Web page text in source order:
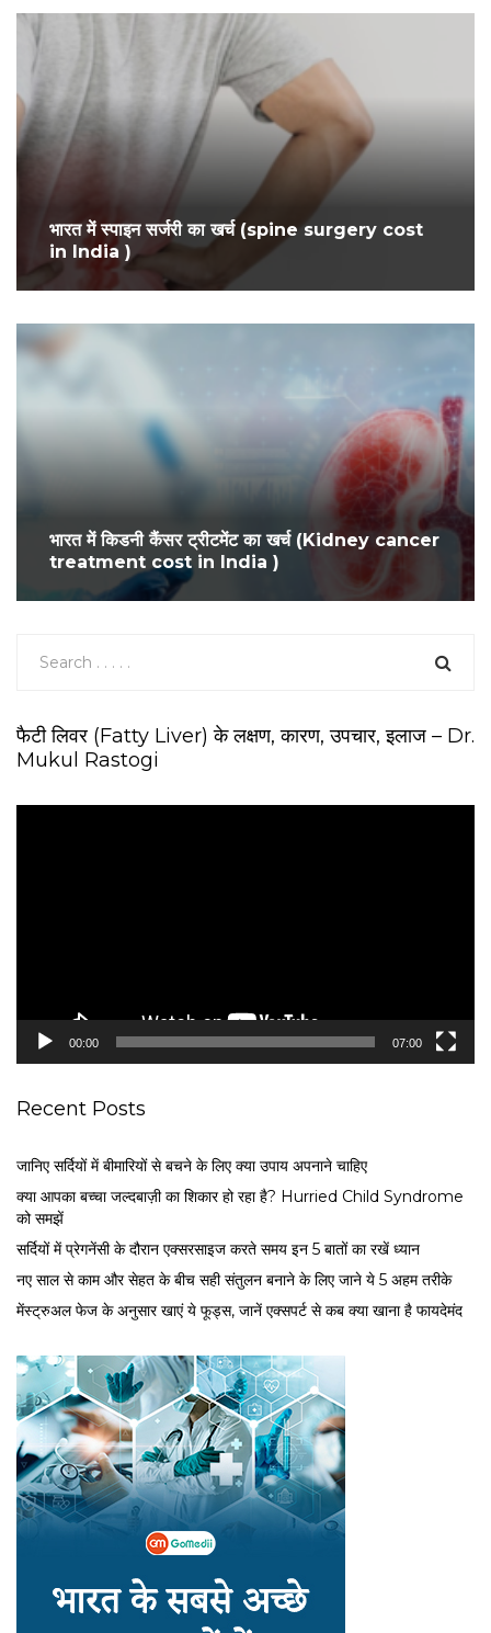
भारत में स्पाइन सर्जरी का खर्च (spine surgery cost
in India )
भारत में किडनी कैंसर ट्रीटमेंट का खर्च (Kidney cancer
treatment cost in India )
फैटी लिवर (Fatty Liver) के लक्षण, कारण, उपचार, इलाज – Dr.
Mukul Rastogi
00:00 07:00
Recent Posts
जानिए सर्दियों में बीमारियों से बचने के लिए क्या उपाय अपनाने चाहिए
क्या आपका बच्चा जल्दबाज़ी का शिकार हो रहा है? Hurried Child Syndrome
को समझें
सर्द‍ियों में प्रेगनेंसी के दौरान एक्सरसाइज करते समय इन 5 बातों का रखें ध्यान
नए साल से काम और सेहत के बीच सही संतुलन बनाने के लिए जाने ये 5 अहम तरीके
मेंस्ट्रुअल फेज के अनुसार खाएं ये फूड्स, जानें एक्सपर्ट से कब क्या खाना है फायदेमंद